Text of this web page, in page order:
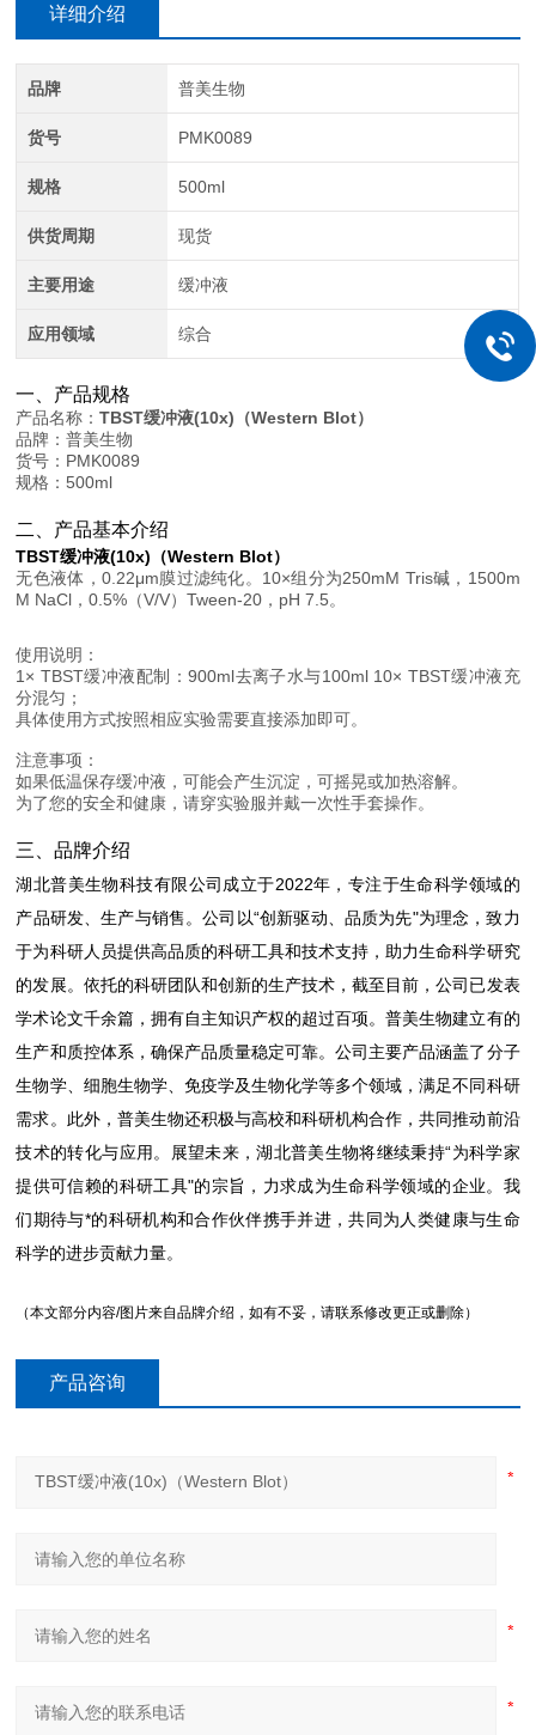
详细介绍
品牌 普美生物
货号 PMK0089
规格 500ml
供货周期 现货
主要用途 缓冲液
应用领域 综合
一、产品规格
产品名称：TBST缓冲液(10x)（Western Blot）
品牌：普美生物
货号：PMK0089
规格：500ml
二、产品基本介绍
TBST缓冲液(10x)（Western Blot）
无色液体，0.22μm膜过滤纯化。10×组分为250mM Tris碱，1500m
M NaCl，0.5%（V/V）Tween-20，pH 7.5。
使用说明：
1× TBST缓冲液配制：900ml去离子水与100ml 10× TBST缓冲液充
分混匀；
具体使用方式按照相应实验需要直接添加即可。
注意事项：
如果低温保存缓冲液，可能会产生沉淀，可摇晃或加热溶解。
为了您的安全和健康，请穿实验服并戴一次性手套操作。
三、品牌介绍
湖北普美生物科技有限公司成立于2022年，专注于生命科学领域的
产品研发、生产与销售。公司以“创新驱动、品质为先"为理念，致力
于为科研人员提供高品质的科研工具和技术支持，助力生命科学研究
的发展。依托的科研团队和创新的生产技术，截至目前，公司已发表
学术论文千余篇，拥有自主知识产权的超过百项。普美生物建立有的
生产和质控体系，确保产品质量稳定可靠。公司主要产品涵盖了分子
生物学、细胞生物学、免疫学及生物化学等多个领域，满足不同科研
需求。此外，普美生物还积极与高校和科研机构合作，共同推动前沿
技术的转化与应用。展望未来，湖北普美生物将继续秉持“为科学家
提供可信赖的科研工具"的宗旨，力求成为生命科学领域的企业。我
们期待与*的科研机构和合作伙伴携手并进，共同为人类健康与生命
科学的进步贡献力量。
（本文部分内容/图片来自品牌介绍，如有不妥，请联系修改更正或删除）
产品咨询